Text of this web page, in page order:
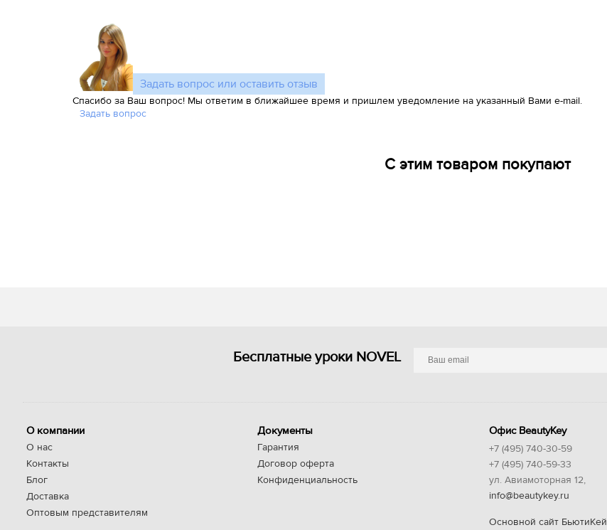
Задать вопрос или оставить отзыв
Спасибо за Ваш вопрос! Мы ответим в ближайшее время и пришлем уведомление на указанный Вами e-mail.
Задать вопрос
С этим товаром покупают
Бесплатные уроки NOVEL
О компании
О нас
Контакты
Блог
Доставка
Оптовым представителям
Документы
Гарантия
Договор оферта
Конфиденциальность
Офис BeautyKey
+7 (495) 740-30-59
+7 (495) 740-59-33
ул. Авиамоторная 12,
info@beautykey.ru
Основной сайт БьютиКей